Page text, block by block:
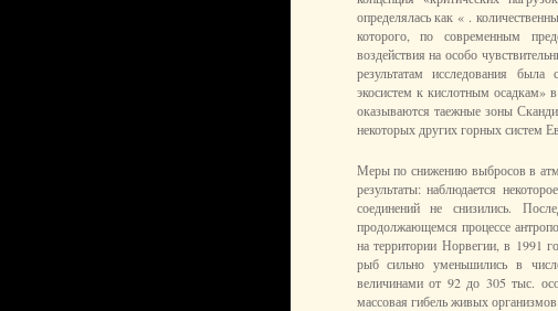
определялась как « .
которого, по современным
воздействия на особо
результатам исследования
экосистем к кислотным осадкам»
оказываются таежные зоны
некоторых других горных систем
Меры по снижению выбросов в
результаты: наблюдается
соединений не снизились.
продолжающемся процессе
на территории Норвегии, в 1991
рыб сильно уменьшились в
величинами от 92 до 305 тыс.
массовая гибель живых